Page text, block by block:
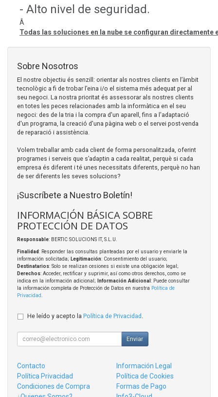
- Alto nivel de seguridad.
Â
Todas las soluciones en la nube se configuran directamente
Sobre Nosotros
El nostre objectiu és senzill: orientar als nostres clients en l’àmbit
tecnològic a fi de trobar l’eina i/o el sistema més adequat per al
seu negoci. La nostra prioritat és assessorar als nostres clients
en totes les peces relacionades amb la informàtica en el seu
negoci: des de la tria i la compra d'un aparell, fins a l'adaptació
d'un programa, la creació d'una pàgina web o el servei post-venda
de reparació i assistència.
Volem treballar amb cada client de forma personalitzada, oferint
programes i serveis que s’adaptin a cada realitat, perquè si cada
empresa és diferent i té unes necessitats diferents, perquè no han
de ser diferents les seves solucions?
¡Suscríbete a Nuestro Boletín!
INFORMACIÓN BÁSICA SOBRE
PROTECCIÓN DE DATOS
Responsable: BERTIC SOLUCIONS IT, S.L.U.
Finalidad: Responder las consultas planteadas por el usuario y enviarle la
información solicitada; Legitimación: Consentimiento del usuario;
Destinatarios: Solo se realizan cesiones si existe una obligación legal;
Derechos: Acceder, rectificar y suprimir, así como otros derechos, como se
indica en la información adicional;
Información Adicional : Puede consultar
la información completa de Protección de Datos en nuestra Política de
Privacidad
He leído y acepto la Política de Privacidad .
Enviar
Contacto
Información Legal
Política Privacidad
Política de Cookies
Condiciones de Compra
Formas de Pago